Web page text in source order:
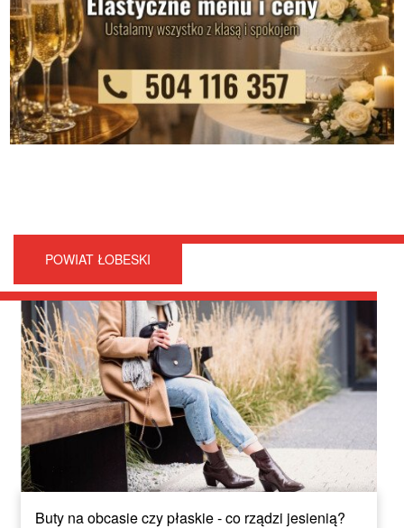
POWIAT ŁOBESKI
Buty na obcasie czy płaskie - co rządzi jesienią?